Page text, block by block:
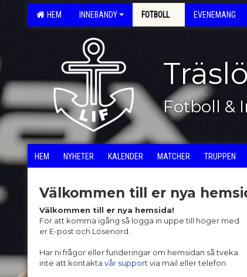
HEM INNEBANDY FOTBOLL EVENEMANG
Fotboll &
HEM NYHETER KALENDER MATCHER TRUPPEN
Välkommen till er nya
Välkommen till er nya hemsida!
För att komma igång så logga in uppe till höger med
er E-post och Lösenord.
Har ni frågor eller funderingar om hemsidan så tveka
inte att kontakta vår support via mail eller telefon.